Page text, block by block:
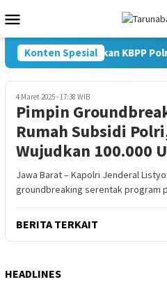
ke
kontenMobile
Konten SpesialPelantikan KBPP
4 Maret 2025 - 17:38 WIB
Pimpin
Rumah Subsidi
Wujudkan 100.000
Jawa Barat – Kapolri Jenderal
groundbreaking serentak program
BERITA TERKAIT
HEADLINES